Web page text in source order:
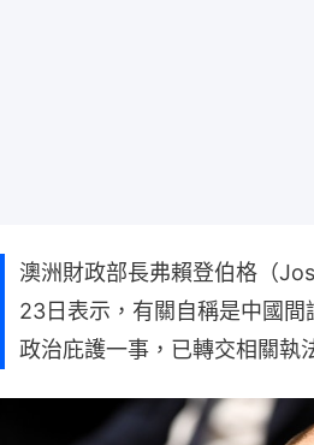
澳洲財政部長弗賴登伯格（
23日表示，有關自稱是中國間
政治庇護一事，已轉交相關執